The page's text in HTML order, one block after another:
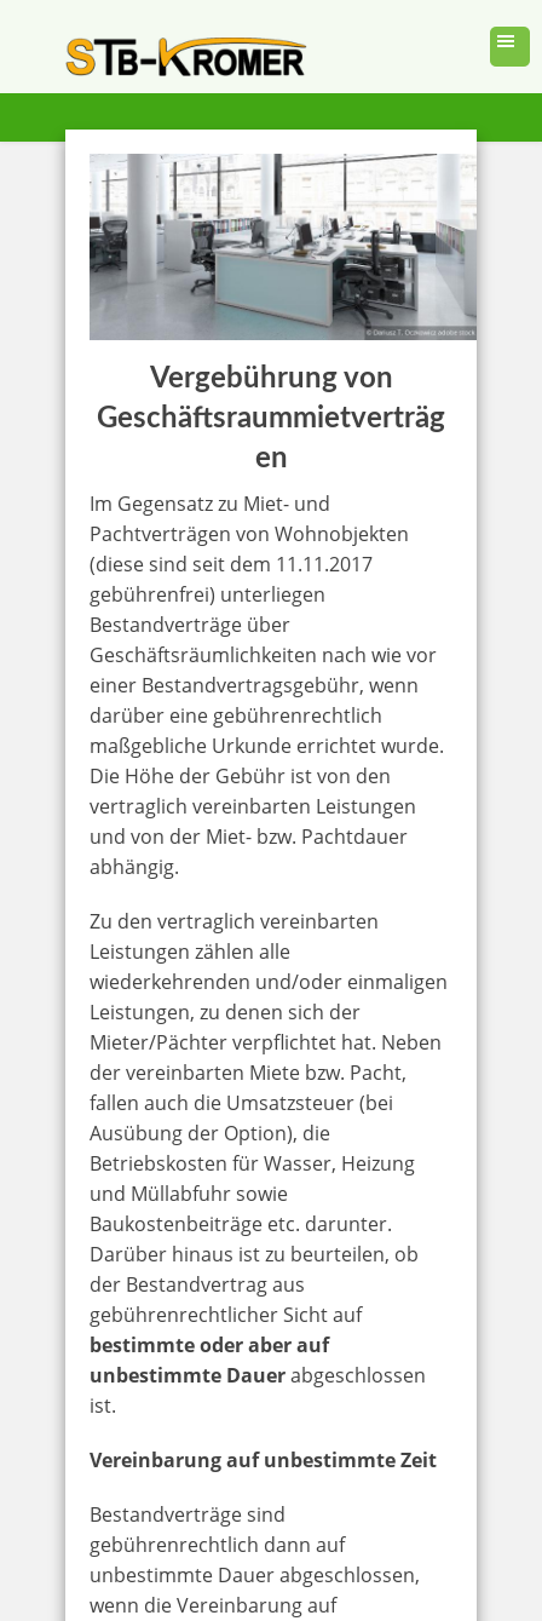
Vergebührung von
Geschäftsraummietverträg
en
Im Gegensatz zu Miet- und
Pachtverträgen von Wohnobjekten
(diese sind seit dem 11.11.2017
gebührenfrei) unterliegen
Bestandverträge über
Geschäftsräumlichkeiten nach wie vor
einer Bestandvertragsgebühr, wenn
darüber eine gebührenrechtlich
maßgebliche Urkunde errichtet wurde.
Die Höhe der Gebühr ist von den
vertraglich vereinbarten Leistungen
und von der Miet- bzw. Pachtdauer
abhängig.
Zu den vertraglich vereinbarten
Leistungen zählen alle
wiederkehrenden und/oder einmaligen
Leistungen, zu denen sich der
Mieter/Pächter verpflichtet hat. Neben
der vereinbarten Miete bzw. Pacht,
fallen auch die Umsatzsteuer (bei
Ausübung der Option), die
Betriebskosten für Wasser, Heizung
und Müllabfuhr sowie
Baukostenbeiträge etc. darunter.
Darüber hinaus ist zu beurteilen, ob
der Bestandvertrag aus
gebührenrechtlicher Sicht auf
bestimmte oder aber auf
unbestimmte Dauerabgeschlossen
ist.
Vereinbarung auf unbestimmte Zeit
Bestandverträge sind
gebührenrechtlich dann auf
unbestimmte Dauer abgeschlossen,
wenn die Vereinbarung auf